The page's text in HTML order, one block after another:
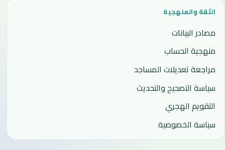
الثقة والمنهجية
مصادر البيانات
منهجية الحساب
مراجعة تعديلات المساجد
سياسة التصحيح والتحديث
التقويم الهجري
سياسة الخصوصية